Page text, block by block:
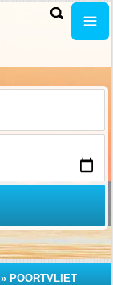
» POORTVLIET